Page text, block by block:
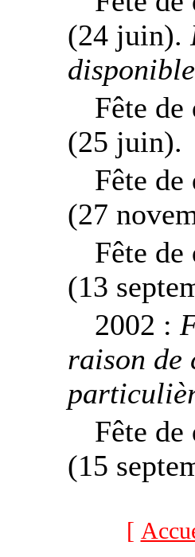
(24 juin).
Fête
(25 juin).
Fête
(27
Fête
(13
2002 :
raison de
Fête
(15
[